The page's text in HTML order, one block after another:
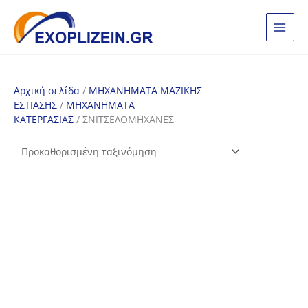
στο
περιεχόμενο
Αρχική σελίδα / ΜΗΧΑΝΗΜΑΤΑ ΜΑΖΙΚΗΣ
ΕΣΤΙΑΣΗΣ / ΜΗΧΑΝΗΜΑΤΑ
ΚΑΤΕΡΓΑΣΙΑΣ / ΣΝΙΤΣΕΛΟΜΗΧΑΝΕΣ